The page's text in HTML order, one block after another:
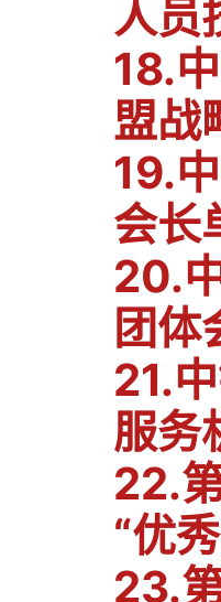
人员
18.
盟战
19.
会长
20.
团体
21.
服务
22.
“优
23.